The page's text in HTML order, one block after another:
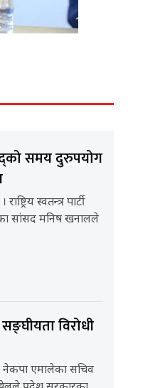
समय दुरुपयोग
स्वतन्त्र पार्टी
सांसद मनिष खनालले
विरोधी
नेकपा एमालेका सचिव